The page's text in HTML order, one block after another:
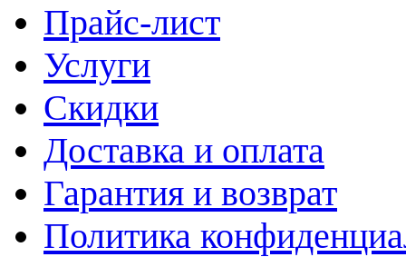
Прайс-лист
Услуги
Скидки
Доставка и оплата
Гарантия и возврат
Политика